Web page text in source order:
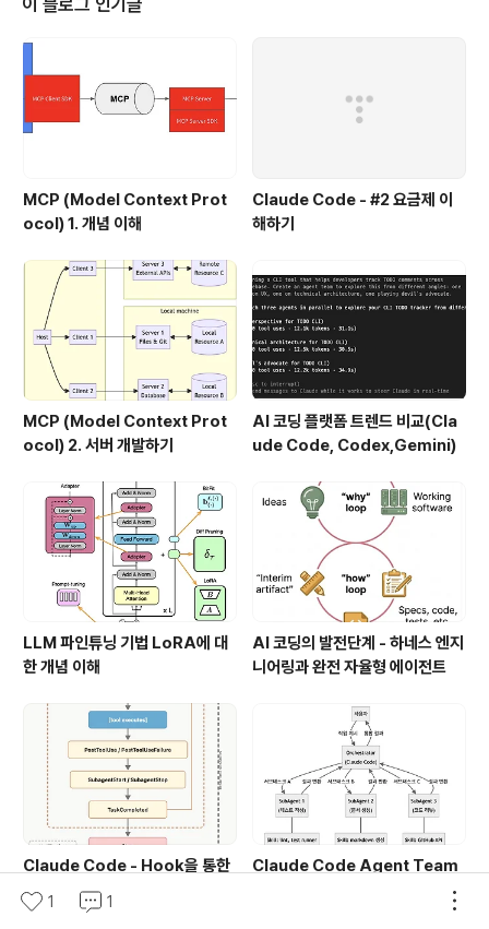
당연히 지원하고 HTTP 모드로 부하분산을 할 경우 HTT
P URI에 따라 다양한 라우팅을 할 수 있다.No warming
들어오더라도 별도의 워밍업작업 없이 트래픽을 받을 수..
이 블로그 인기글
MCP (Model Context Prot
ocol) 1. 개념 이해
Claude Code - #2 요금제 이
해하기
MCP (Model Context Prot
ocol) 2. 서버 개발하기
AI 코딩 플랫폼 트렌드 비교(Cla
ude Code, Codex,Gemini)
LLM 파인튜닝 기법 LoRA에 대
한 개념 이해
AI 코딩의 발전단계 - 하네스 엔지
니어링과 완전 자율형 에이전트
Claude Code - Hook을 통한
자동화.
Claude Code Agent Team
s: Skill, SubAgent, Agent T
1 1